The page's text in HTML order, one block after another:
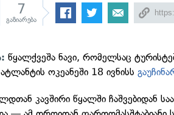
7
გაზიარება
წყალქვეშა ნავი, რომელსაც
ოკეანეში 18 ივნისს
კავშირი წყალში ჩაშვებიდან